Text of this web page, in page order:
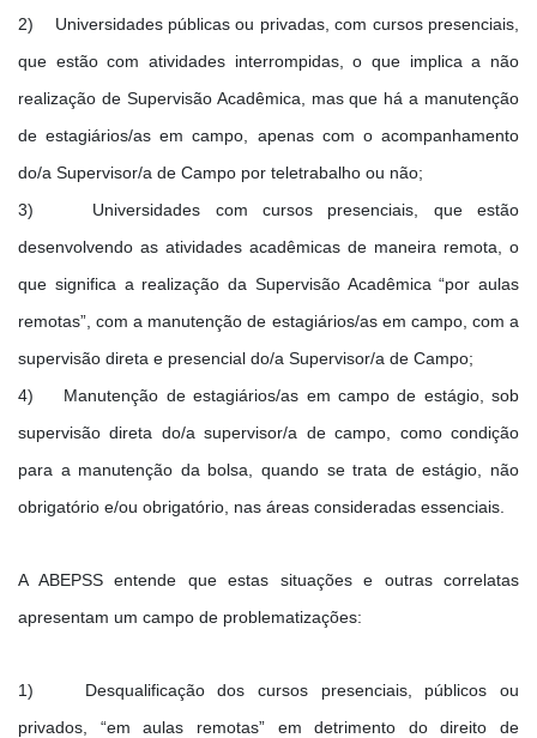
2) Universidades públicas ou privadas, com cursos presenciais,
que estão com atividades interrompidas, o que implica a não
realização de Supervisão Acadêmica, mas que há a manutenção
de estagiários/as em campo, apenas com o acompanhamento
do/a Supervisor/a de Campo por teletrabalho ou não;
3) Universidades com cursos presenciais, que estão
desenvolvendo as atividades acadêmicas de maneira remota, o
que significa a realização da Supervisão Acadêmica “por aulas
remotas”, com a manutenção de estagiários/as em campo, com a
supervisão direta e presencial do/a Supervisor/a de Campo;
4) Manutenção de estagiários/as em campo de estágio, sob
supervisão direta do/a supervisor/a de campo, como condição
para a manutenção da bolsa, quando se trata de estágio, não
obrigatório e/ou obrigatório, nas áreas consideradas essenciais.
A ABEPSS entende que estas situações e outras correlatas
apresentam um campo de problematizações:
1) Desqualificação dos cursos presenciais, públicos ou
privados, “em aulas remotas” em detrimento do direito de